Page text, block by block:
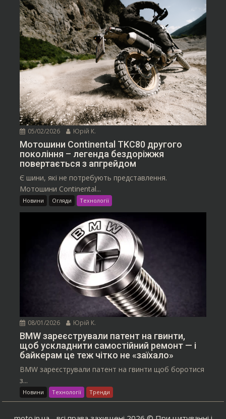
05/02/2026 Юрій К.
Мотошини Continental TKC80 другого
покоління – легенда бездоріжжя
повертається з апгрейдом
Є шини, які не потребують представлення.
Мотошини Continental...
Новини Огляди Технології
08/01/2026 Юрій К.
BMW зареєстрували патент на гвинти,
щоб ускладнити самостійний ремонт — і
байкерам це теж чітко не «заїхало»
BMW зареєстрували патент на гвинти щоб боротися
з...
Новини Технології Тренди